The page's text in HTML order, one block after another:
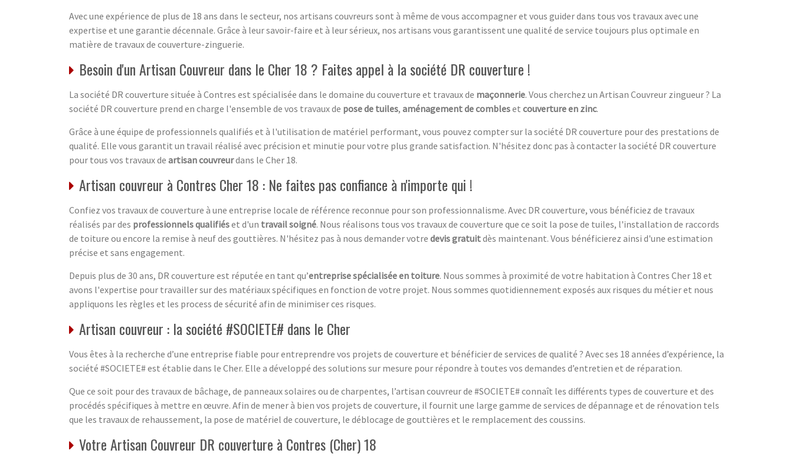
Avec une expérience de plus de 18 ans dans le secteur, nos artisans couvreurs sont à même de vous accompagner et vous guider dans tous vos travaux avec une
expertise et une garantie décennale. Grâce à leur savoir-faire et à leur sérieux, nos artisans vous garantissent une qualité de service toujours plus optimale en
matière de travaux de couverture-zinguerie.
Besoin d'un Artisan Couvreur dans le Cher 18 ? Faites appel à la société DR couverture !
La société DR couverture située à Contres est spécialisée dans le domaine du couverture et travaux de maçonnerie. Vous cherchez un Artisan Couvreur zingueur ? La
société DR couverture prend en charge l'ensemble de vos travaux de pose de tuiles, aménagement de combleset couverture en zinc.
Grâce à une équipe de professionnels qualifiés et à l'utilisation de matériel performant, vous pouvez compter sur la société DR couverture pour des prestations de
qualité. Elle vous garantit un travail réalisé avec précision et minutie pour votre plus grande satisfaction. N'hésitez donc pas à contacter la société DR couverture
pour tous vos travaux de artisan couvreurdans le Cher 18.
Artisan couvreur à Contres Cher 18 : Ne faites pas confiance à n'importe qui !
Confiez vos travaux de couverture à une entreprise locale de référence reconnue pour son professionnalisme. Avec DR couverture, vous bénéficiez de travaux
réalisés par des professionnels qualifiéset d'un travail soigné. Nous réalisons tous vos travaux de couverture que ce soit la pose de tuiles, l'installation de raccords
de toiture ou encore la remise à neuf des gouttières. N'hésitez pas à nous demander votre devis gratuitdès maintenant. Vous bénéficierez ainsi d'une estimation
précise et sans engagement.
Depuis plus de 30 ans, DR couverture est réputée en tant qu’entreprise spécialisée en toiture. Nous sommes à proximité de votre habitation à Contres Cher 18 et
avons l'expertise pour travailler sur des matériaux spécifiques en fonction de votre projet. Nous sommes quotidiennement exposés aux risques du métier et nous
appliquons les règles et les process de sécurité afin de minimiser ces risques.
Artisan couvreur : la société #SOCIETE# dans le Cher
Vous êtes à la recherche d’une entreprise fiable pour entreprendre vos projets de couverture et bénéficier de services de qualité ? Avec ses 18 années d’expérience, la
société #SOCIETE# est établie dans le Cher. Elle a développé des solutions sur mesure pour répondre à toutes vos demandes d’entretien et de réparation.
Que ce soit pour des travaux de bâchage, de panneaux solaires ou de charpentes, l’artisan couvreur de #SOCIETE# connaît les différents types de couverture et des
procédés spécifiques à mettre en œuvre. Afin de mener à bien vos projets de couverture, il fournit une large gamme de services de dépannage et de rénovation tels
que les travaux de rehaussement, la pose de matériel de couverture, le déblocage de gouttières et le remplacement des coussins.
Votre Artisan Couvreur DR couverture à Contres (Cher) 18